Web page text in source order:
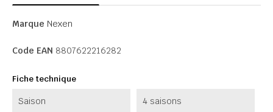
Marque Nexen
Code EAN 8807622216282
Fiche technique
Saison 4 saisons